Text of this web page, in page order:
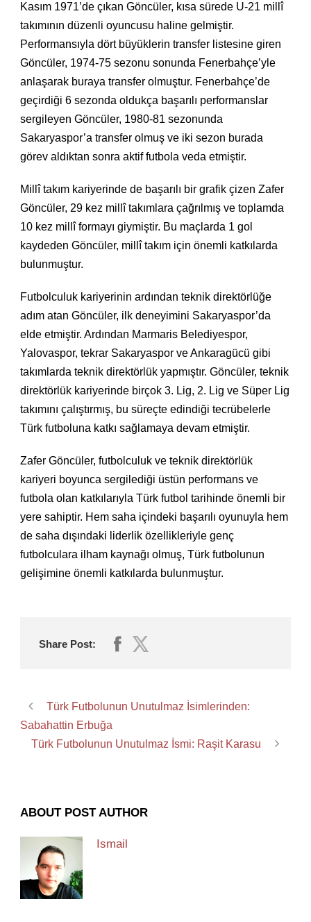
Kasım 1971’de çıkan Göncüler, kısa sürede U-21 millî
takımının düzenli oyuncusu haline gelmiştir.
Performansıyla dört büyüklerin transfer listesine giren
Göncüler, 1974-75 sezonu sonunda Fenerbahçe’yle
anlaşarak buraya transfer olmuştur. Fenerbahçe’de
geçirdiği 6 sezonda oldukça başarılı performanslar
sergileyen Göncüler, 1980-81 sezonunda
Sakaryaspor’a transfer olmuş ve iki sezon burada
görev aldıktan sonra aktif futbola veda etmiştir.
Millî takım kariyerinde de başarılı bir grafik çizen Zafer
Göncüler, 29 kez millî takımlara çağrılmış ve toplamda
10 kez millî formayı giymiştir. Bu maçlarda 1 gol
kaydeden Göncüler, millî takım için önemli katkılarda
bulunmuştur.
Futbolculuk kariyerinin ardından teknik direktörlüğe
adım atan Göncüler, ilk deneyimini Sakaryaspor’da
elde etmiştir. Ardından Marmaris Belediyespor,
Yalovaspor, tekrar Sakaryaspor ve Ankaragücü gibi
takımlarda teknik direktörlük yapmıştır. Göncüler, teknik
direktörlük kariyerinde birçok 3. Lig, 2. Lig ve Süper Lig
takımını çalıştırmış, bu süreçte edindiği tecrübelerle
Türk futboluna katkı sağlamaya devam etmiştir.
Zafer Göncüler, futbolculuk ve teknik direktörlük
kariyeri boyunca sergilediği üstün performans ve
futbola olan katkılarıyla Türk futbol tarihinde önemli bir
yere sahiptir. Hem saha içindeki başarılı oyunuyla hem
de saha dışındaki liderlik özellikleriyle genç
futbolculara ilham kaynağı olmuş, Türk futbolunun
gelişimine önemli katkılarda bulunmuştur.
Share Post:
Türk Futbolunun Unutulmaz İsimlerinden:
Sabahattin Erbuğa
Türk Futbolunun Unutulmaz İsmi: Raşit Karasu
ABOUT POST AUTHOR
Ismail